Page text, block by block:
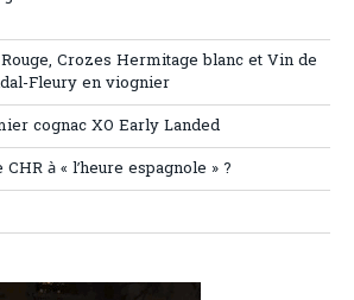
Crozes Hermitage blanc et Vin de
Fleury en viognier
cognac XO Early Landed
à « l’heure espagnole » ?